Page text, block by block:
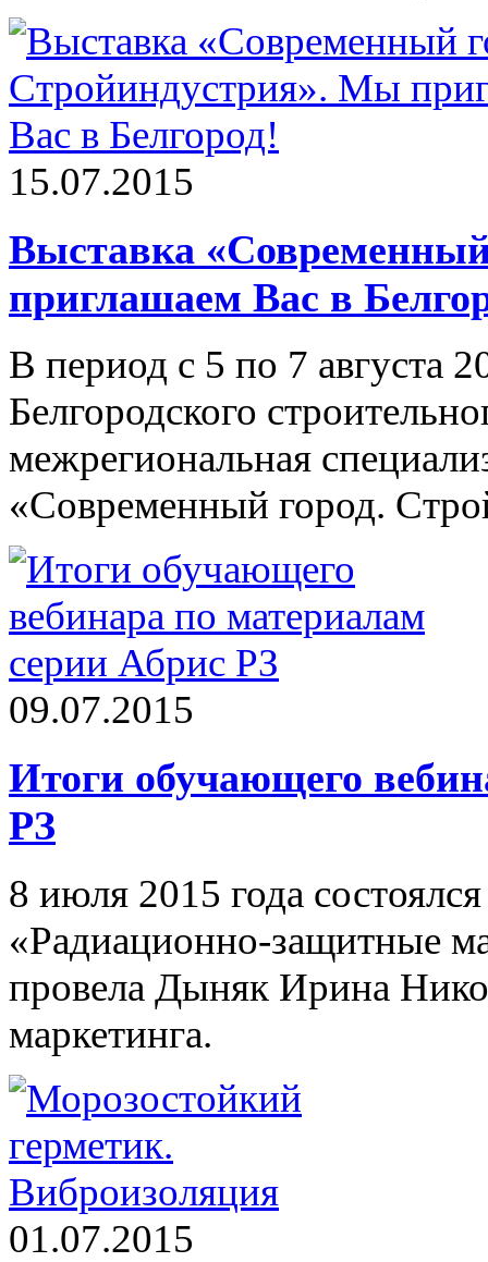
15.07.2015
Выставка
приглашаем Вас в
В период с 5 по 7 августа
Белгородского
межрегиональная
«Современный город.
09.07.2015
Итоги обучающего
РЗ
8 июля 2015 года
«Радиационно-защитные
провела Дыняк Ирина
маркетинга.
01.07.2015